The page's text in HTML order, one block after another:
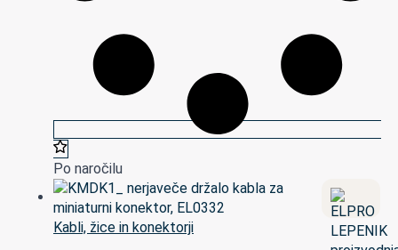
Po naročilu
Kabli, žice in konektorji